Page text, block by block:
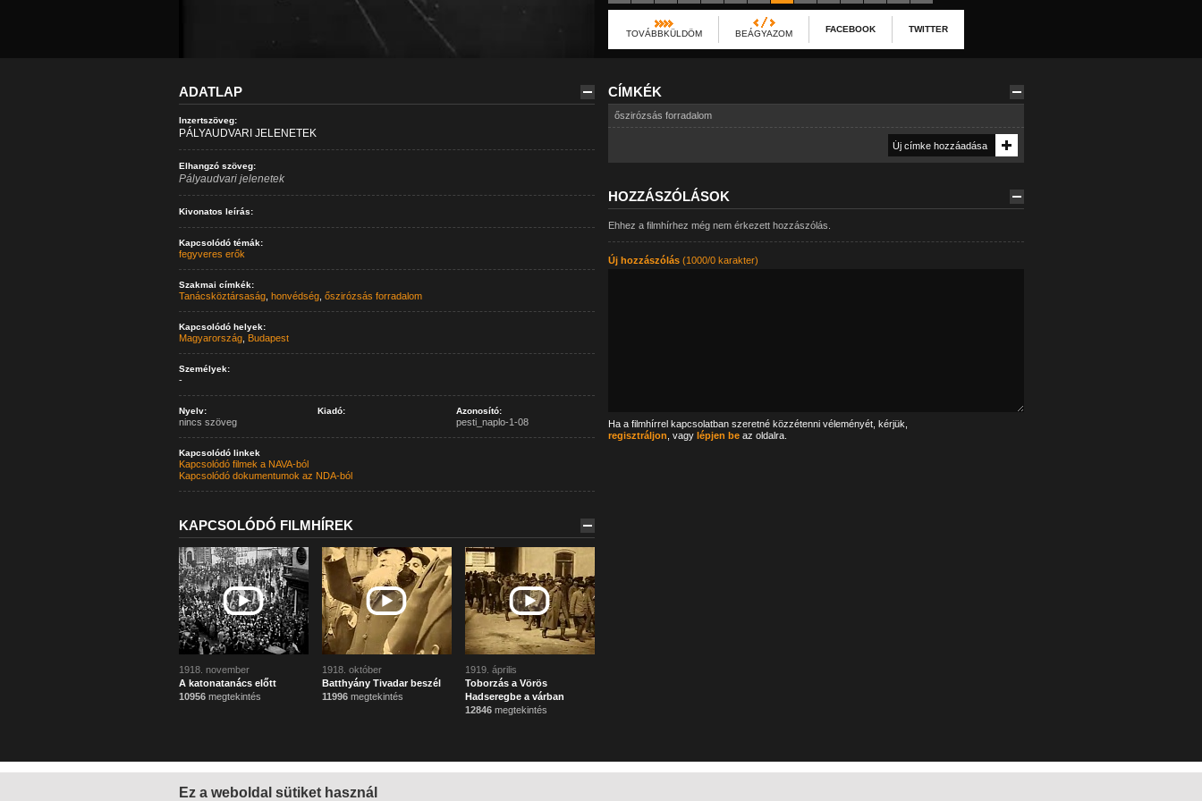
TOVÁBBKÜLDÖM BEÁGYAZOM FACEBOOK TWITTER
ADATLAP
Inzertszöveg:
PÁLYAUDVARI JELENETEK
Elhangzó szöveg:
Pályaudvari jelenetek
Kivonatos leírás:
Kapcsolódó témák:
fegyveres erők
Szakmai címkék:
Tanácsköztársaság, honvédség, őszirózsás forradalom
Kapcsolódó helyek:
Magyarország, Budapest
Személyek:
-
Nyelv:
nincs szöveg
Kiadó: Azonosító:
pesti_naplo-1-08
Kapcsolódó linkek
Kapcsolódó filmek a NAVA-ból
Kapcsolódó dokumentumok az NDA-ból
KAPCSOLÓDÓ FILMHÍREK
1918. november
A katonatanács előtt
10956megtekintés
1918. október
Batthyány Tivadar beszél
11996megtekintés
1919. április
Toborzás a Vörös
Hadseregbe a várban
12846megtekintés
CÍMKÉK
őszirózsás forradalom
HOZZÁSZÓLÁSOK
Ehhez a filmhírhez még nem érkezett hozzászólás.
Új hozzászólás(1000/0 karakter)
Ha a filmhírrel kapcsolatban szeretné közzétenni véleményét, kérjük,
regisztráljon , vagy lépjen beaz oldalra.
Ez a weboldal sütiket használ